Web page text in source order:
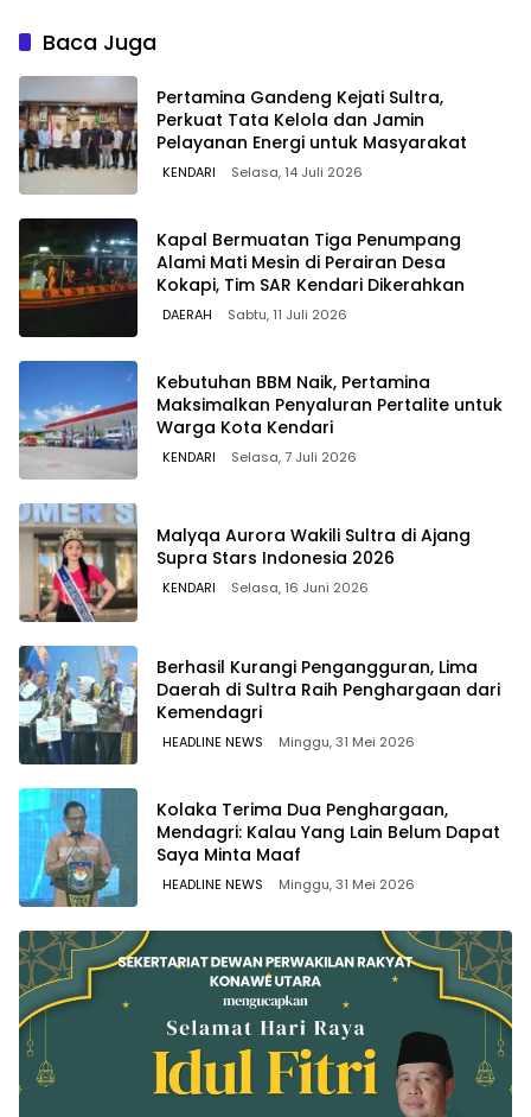
Kemendagri
Baca Juga
Pertamina Gandeng Kejati Sultra,
Perkuat Tata Kelola dan Jamin
Pelayanan Energi untuk Masyarakat
KENDARI Selasa, 14 Juli 2026
Kapal Bermuatan Tiga Penumpang
Alami Mati Mesin di Perairan Desa
Kokapi, Tim SAR Kendari Dikerahkan
DAERAH Sabtu, 11 Juli 2026
Kebutuhan BBM Naik, Pertamina
Maksimalkan Penyaluran Pertalite untuk
Warga Kota Kendari
KENDARI Selasa, 7 Juli 2026
Malyqa Aurora Wakili Sultra di Ajang
Supra Stars Indonesia 2026
KENDARI Selasa, 16 Juni 2026
Berhasil Kurangi Pengangguran, Lima
Daerah di Sultra Raih Penghargaan dari
Kemendagri
HEADLINE NEWS Minggu, 31 Mei 2026
Kolaka Terima Dua Penghargaan,
Mendagri: Kalau Yang Lain Belum Dapat
Saya Minta Maaf
HEADLINE NEWS Minggu, 31 Mei 2026